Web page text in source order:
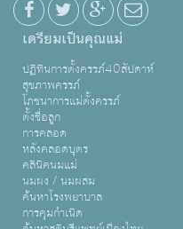
เตรียมเป็นคุณแม่
ปฏิทินการตั้งครรภ์40สัปดาห์
สุขภาพครรภ์
โภชนาการแม่ตั้งครรภ์
ตั้งชื่อลูก
การคลอด
หลังคลอดบุตร
คลินิคนมแม่
นมผง / นมผสม
ค้นหาโรงพยาบาล
การคุมกำเนิด